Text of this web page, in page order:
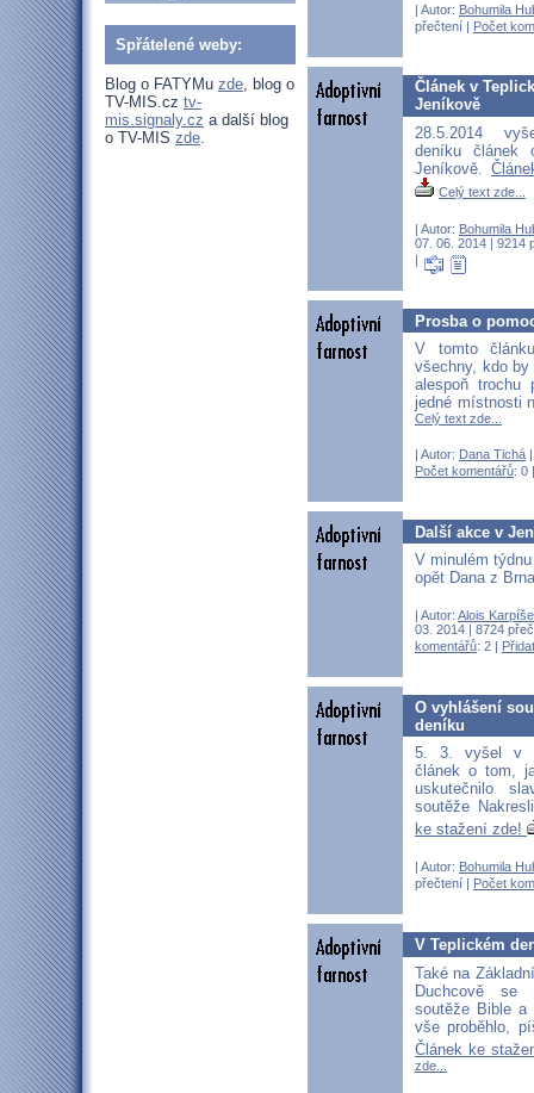
Spřátelené weby:
Blog o FATYMu zde, blog o
TV-MIS.cz tv-
mis.signaly.cz a další blog
o TV-MIS zde.
| Autor: Bohumila
přečtení | Počet
Článek v
Jeníkově
28.5.2014
deníku článek
Jeníkově.
Celý text zde...
| Autor: Bohumila
07. 06. 2014 | 9214
|
Prosba o
V tomto
všechny, kdo
alespoň trochu
jedné místnosti
Celý text zde...
| Autor: Dana Tichá
Počet komentářů: 0
Další akce v
V minulém
opět Dana z
| Autor: Alois
03. 2014 | 8724
komentářů: 2 |
O vyhlášení
deníku
5. 3. vyšel v
článek o tom,
uskutečnilo
soutěže
ke stažení zde!
| Autor: Bohumila
přečtení |
Počet
V Teplickém
Také na
Duchcově se
soutěže Bible
vše proběhlo,
Článek ke
zde...